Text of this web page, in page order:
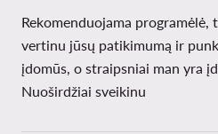
Rekomenduojama
vertinu jūsų patikimumą ir
įdomūs, o straipsniai man yra
Nuoširdžiai sveikinu